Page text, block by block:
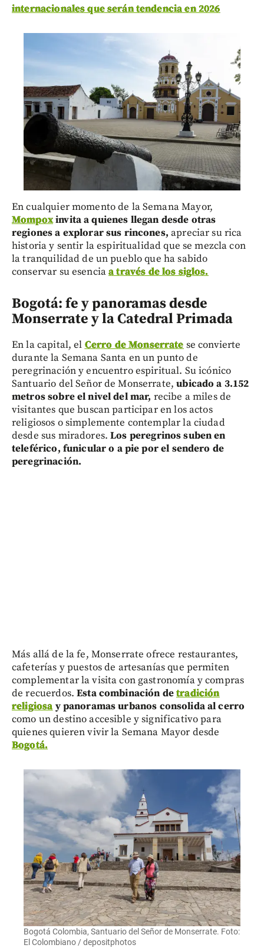
internacionales que serán tendencia en 2026
En cualquier momento de la Semana Mayor,
Mompoxinvita a quienes llegan desde otras
regiones a explorar sus rincones, apreciar su rica
historia y sentir la espiritualidad que se mezcla con
la tranquilidad de un pueblo que ha sabido
conservar su esenciaa través de los siglos.
Bogotá: fe y panoramas desde
Monserrate y la Catedral Primada
En la capital, el Cerro de Monserrate se convierte
durante la Semana Santa en un punto de
peregrinación y encuentro espiritual. Su icónico
Santuario del Señor de Monserrate,ubicado a 3.152
metros sobre el nivel del mar, recibe a miles de
visitantes que buscan participar en los actos
religiosos o simplemente contemplar la ciudad
desde sus miradores. Los peregrinos suben en
teleférico, funicular o a pie por el sendero de
peregrinación.
Más allá de la fe, Monserrate ofrece restaurantes,
cafeterías y puestos de artesanías que permiten
complementar la visita con gastronomía y compras
de recuerdos.Esta combinación detradición
religiosa y panoramas urbanos consolida al cerro
como un destino accesible y significativo para
quienes quieren vivir la Semana Mayor desde
Bogotá.
Bogotá Colombia, Santuario del Señor de Monserrate. Foto:
El Colombiano / depositphotos